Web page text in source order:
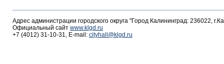
Адрес администрации городского округа "Город Калининград: 236022,
Официальный сайт www.klgd.ru
+7 (4012) 31-10-31, E-mail: cityhall@klgd.ru